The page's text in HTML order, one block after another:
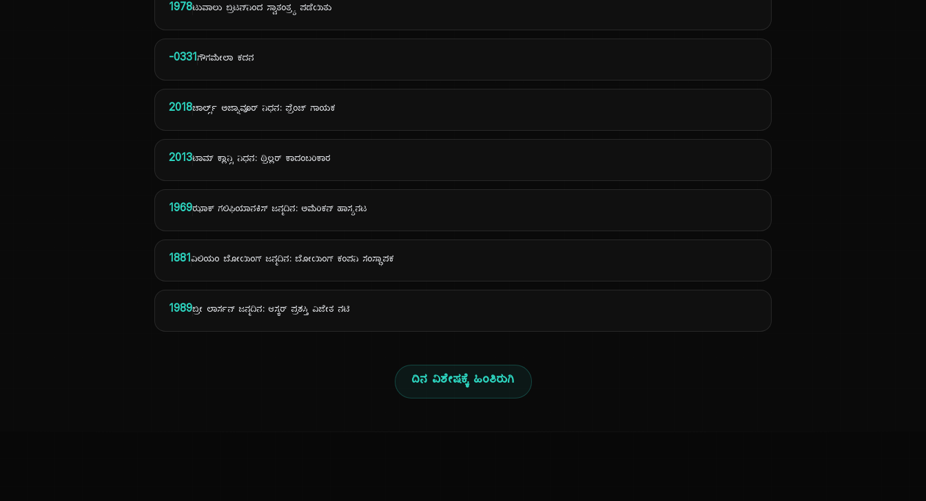
1978ಟುವಾಲು ಬ್ರಿಟನ್‌ನಿಂದ ಸ್ವಾತಂತ್ರ್ಯ ಪಡೆಯಿತು
-0331ಗೌಗಮೇಲಾ ಕದನ
2018ಚಾರ್ಲ್ಸ್ ಅಜ್ನಾವೂರ್ ನಿಧನ: ಫ್ರೆಂಚ್ ಗಾಯಕ
2013ಟಾಮ್ ಕ್ಲಾನ್ಸಿ ನಿಧನ: ಥ್ರಿಲ್ಲರ್ ಕಾದಂಬರಿಕಾರ
1969ಝಾಕ್ ಗಲಿಫಿಯಾನಕಿಸ್ ಜನ್ಮದಿನ: ಅಮೆರಿಕನ್ ಹಾಸ್ಯನಟ
1881ವಿಲಿಯಂ ಬೋಯಿಂಗ್ ಜನ್ಮದಿನ: ಬೋಯಿಂಗ್ ಕಂಪನಿ ಸಂಸ್ಥಾಪಕ
1989ಬ್ರೀ ಲಾರ್ಸನ್ ಜನ್ಮದಿನ: ಆಸ್ಕರ್ ಪ್ರಶಸ್ತಿ ವಿಜೇತ ನಟಿ
ದಿನ ವಿಶೇಷಕ್ಕೆ ಹಿಂತಿರುಗಿ